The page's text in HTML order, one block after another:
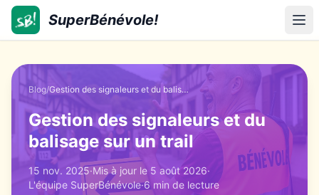
SuperBénévole!
SuperBénévole!
Blog/ Gestion des signaleurs et du balisage sur un trail
Gestion des signaleurs et du
balisage sur un trail
15 nov. 2025·Mis à jour le 5 août 2026·
L'équipe SuperBénévole·6 min de lecture